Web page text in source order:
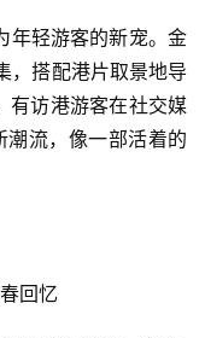
年轻游客的新宠。金
，搭配港片取景地导
有访港游客在社交媒
潮流，像一部活着的
回忆